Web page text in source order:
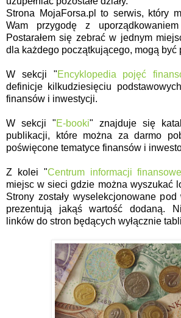
Strona MojaForsa.pl to serwis, który
Wam przygodę z
Postarałem się zebrać w jednym
dla każdego początkującego, mogą być
W sekcji "Encyklopedia pojęć
definicje kilkudziesięciu
finansów i inwestycji.
W sekcji "E-booki" znajduje się
publikacji, które można za darmo
poświęcone tematyce finansów i
Z kolei "Centrum informacji
miejsc w sieci gdzie można wyszukać
Strony zostały wyselekcjonowane
prezentują jakąś wartość dodaną.
linków do stron będących wyłącznie